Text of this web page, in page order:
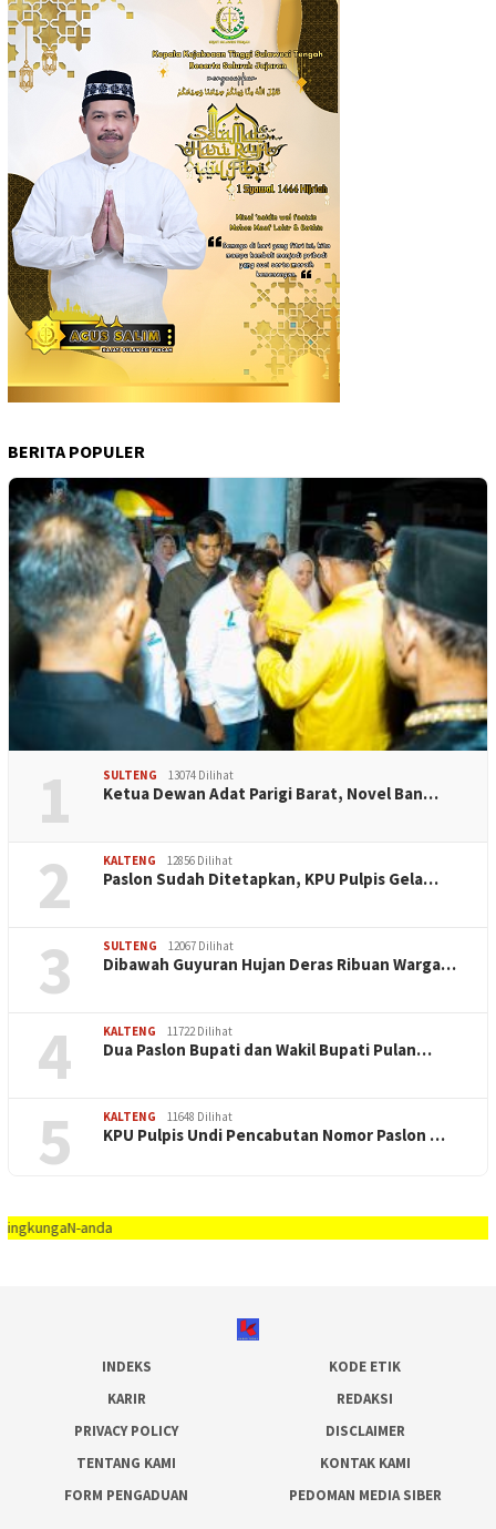
BERITA POPULER
1 SULTENG 13074 Dilihat
Ketua Dewan Adat Parigi Barat, Novel Ban…
2 KALTENG 12856 Dilihat
Paslon Sudah Ditetapkan, KPU Pulpis Gela…
3 SULTENG 12067 Dilihat
Dibawah Guyuran Hujan Deras Ribuan Warga…
4 KALTENG 11722 Dilihat
Dua Paslon Bupati dan Wakil Bupati Pulan…
5 KALTENG 11648 Dilihat
KPU Pulpis Undi Pencabutan Nomor Paslon …
anda
INDEKS
KODE ETIK
KARIR
REDAKSI
PRIVACY POLICY
DISCLAIMER
TENTANG KAMI
KONTAK KAMI
FORM PENGADUAN
PEDOMAN MEDIA SIBER